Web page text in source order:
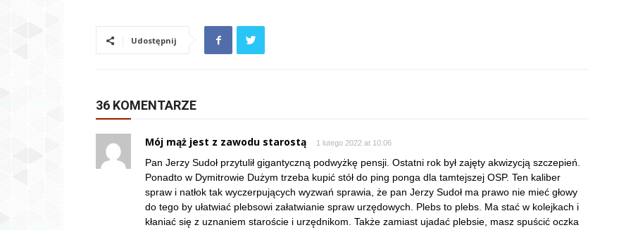
Udostępnij
36 KOMENTARZE
Mój mąż jest z zawodu starostą 1 lutego 2022 at 10:06
Pan Jerzy Sudoł przytulił gigantyczną podwyżkę pensji. Ostatni rok był zajęty akwizycją szczepień.
Ponadto w Dymitrowie Dużym trzeba kupić stół do ping ponga dla tamtejszej OSP. Ten kaliber
spraw i natłok tak wyczerpujących wyzwań sprawia, że pan Jerzy Sudoł ma prawo nie mieć głowy
do tego by ułatwiać plebsowi załatwianie spraw urzędowych. Plebs to plebs. Ma stać w kolejkach i
kłaniać się z uznaniem staroście i urzędnikom. Także zamiast ujadać plebsie, masz spuścić oczka